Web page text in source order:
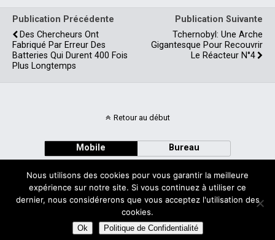
Publication Précédente
Des Chercheurs Ont
Fabriqué Par Erreur Des
Batteries Qui Durent 400 Fois
Plus Longtemps
Publication Suivante
Tchernobyl: Une Arche
Gigantesque Pour Recouvrir
Le Réacteur N°4
Retour au début
Mobile Bureau
Avec
WPtouch Mobile Suite for WordPress
Nous utilisons des cookies pour vous garantir la meilleure
expérience sur notre site. Si vous continuez à utiliser ce
dernier, nous considérerons que vous acceptez l'utilisation des
cookies.
Ok Politique de Confidentialité